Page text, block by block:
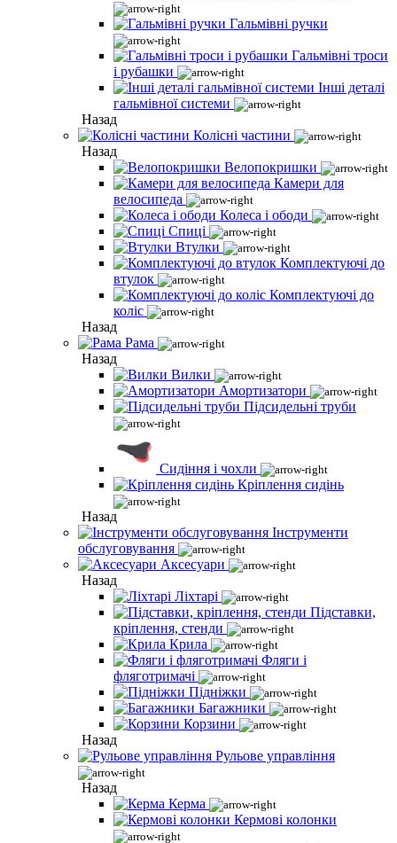
Гальмівні ручки
Гальмівні троси
і рубашки
Інші деталі
гальмівної системи
Назад
Колісні частини
Назад
Велопокришки
Камери для
велосипеда
Колеса і ободи
Спиці
Втулки
Комплектуючі до
втулок
Комплектуючі до
коліс
Назад
Рама
Назад
Вилки
Амортизатори
Підсидельні труби
Сидіння і чохли
Кріплення сидінь
Назад
Інструменти
обслуговування
Аксесуари
Назад
Ліхтарі
Підставки,
кріплення, стенди
Крила
Фляги і
фляготримачі
Підніжки
Багажники
Корзини
Назад
Рульове управління
Назад
Керма
Кермові колонки